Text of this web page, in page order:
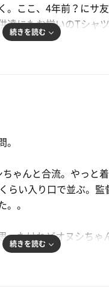
。
。ここ、4年前？にサ
にもお揃いのTシャツ
。うち風呂は熱かっ
い気持ちだね。』と
のまま1ピースあるの
挟みつつ。このモツ
などと呟くし、ガン
続きを読む
ゃんと合流。やっと
らい入り口で並ぶ。
。
ったけれどオヌシちゃ
続きを読む